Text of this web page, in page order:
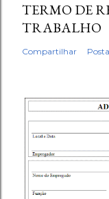
TERMO DE
TRABALHO
Compartilhar